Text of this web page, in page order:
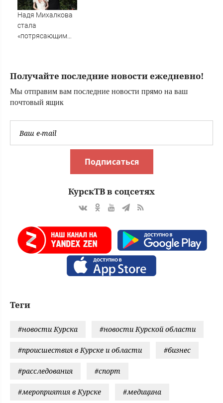
Надя Михалкова
стала
«потрясающим
Грозном в начале
Получайте последние новости ежедневно!
Мы отправим вам последние новости прямо на ваш
почтовый ящик
Подписаться
КурскТВ в соцсетях
Теги
#новости Курска #новости Курской области
#происшествия в Курске и области #бизнес
#расследования #спорт
#мероприятия в Курске #медицина